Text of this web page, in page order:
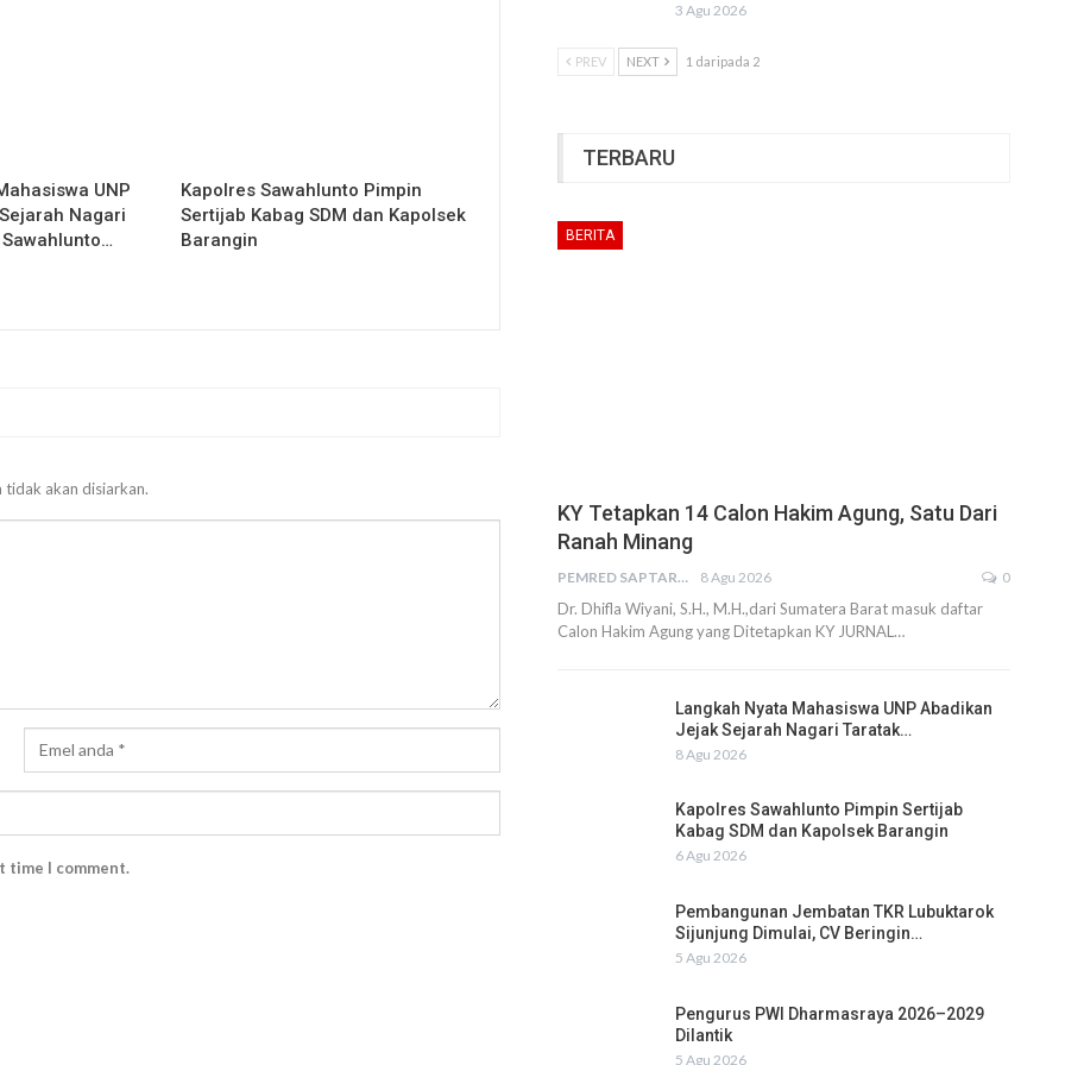
UNP
Nagari
Kapolres Sawahlunto Pimpin
Sertijab Kabag SDM dan Kapolsek
Barangin
tidak akan disiarkan.
time I comment.
3 Agu 2026
PREV NEXT 1 daripada 2
TERBARU
BERITA
KY Tetapkan 14 Calon Hakim Agung, Satu Dari
Ranah Minang
PEMRED SAPTARIUS 8 Agu 2026 0
Dr. Dhifla Wiyani, S.H., M.H.,dari Sumatera Barat masuk daftar
Calon Hakim Agung yang Ditetapkan KY JURNAL…
Langkah Nyata Mahasiswa UNP Abadikan
Jejak Sejarah Nagari Taratak…
8 Agu 2026
Kapolres Sawahlunto Pimpin Sertijab
Kabag SDM dan Kapolsek Barangin
6 Agu 2026
Pembangunan Jembatan TKR Lubuktarok
Sijunjung Dimulai, CV Beringin…
5 Agu 2026
Pengurus PWI Dharmasraya 2026–2029
Dilantik
5 Agu 2026